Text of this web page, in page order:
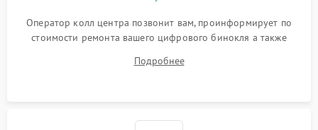
Оператор колл центра позвонит вам, проинформирует по
стоимости ремонта вашего цифрового бинокля а также
Подробнее